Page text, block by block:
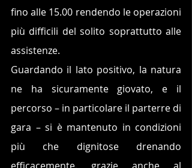
fino alle 15.00 rendendo le operazioni
più difficili del solito soprattutto alle
assistenze.
Guardando il lato positivo, la natura
ne ha sicuramente giovato, e il
percorso – in particolare il parterre di
gara – si è mantenuto in condizioni
più che dignitose drenando